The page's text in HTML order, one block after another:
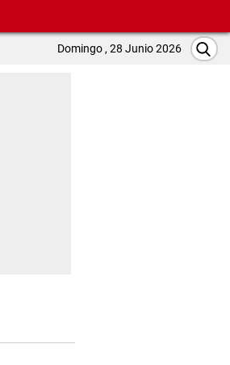
Domingo , 28 Junio 2026